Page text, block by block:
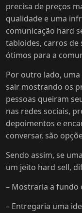
precisa de preços
qualidade e uma
comunicação hard
tabloides, carros de
ótimos para a
Por outro lado,
sair mostrando os
pessoas queiram
nas redes sociais,
depoimentos e
conversar, são
Sendo assim, se
um jeito hard sell,
– Mostraria a fundo
– Entregaria uma